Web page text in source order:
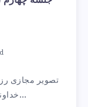
تصویر مجازی
خداوند مهر وهستی آفرین ! با توجه به…